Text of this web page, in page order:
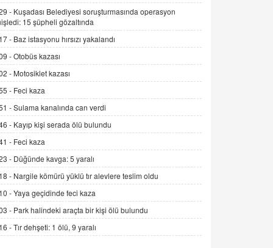
İNCİ GÜL AKÖL
Trump Keşke Adana'yı da Ziyaret Etse...
06.07.2026 13:00
ADEM AKÖL
Esed Destekçilerinin Yüzüne Vurulan
Şamar: Sednaya
11.12.2024 12:30
DR. EKREM ASLAN
Gerçek Ne, Algı Ne? "Beraber
Yürüyoruz" Cümlesinin Peşinden
19.07.2025 12:45
GÖNÜL MENEKŞE
Şifacının Yolu
04.11.2025 12:56
- Kuşadası Belediyesi soruşturmasında operasyon
15 şüpheli gözaltında
- Baz istasyonu hırsızı yakalandı
-Otobüs kazası
- Motosiklet kazası
- Feci kaza
-Sulama kanalında can verdi
- Kayıp kişi serada ölü bulundu
- Feci kaza
- Düğünde kavga: 5 yaralı
- Nargile kömürü yüklü tır alevlere teslim oldu
-Yaya geçidinde feci kaza
- Park halindeki araçta bir kişi ölü bulundu
-Tır dehşeti: 1 ölü, 9 yaralı